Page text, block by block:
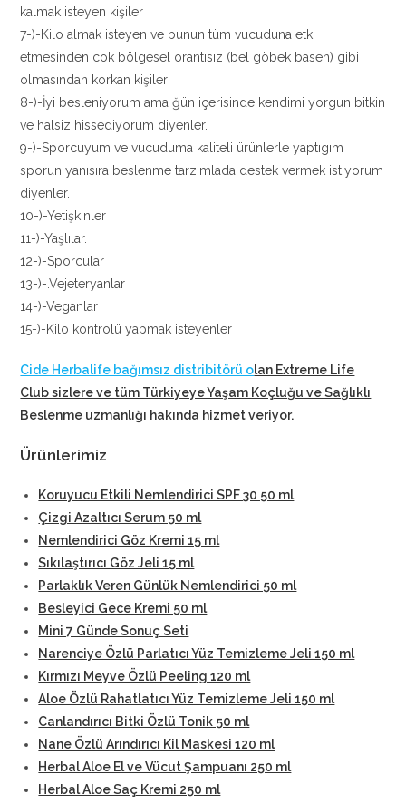
kalmak isteyen kişiler
7-)-Kilo almak isteyen ve bunun tüm vucuduna etki
etmesinden cok bölgesel orantısız (bel göbek basen) gibi
olmasından korkan kişiler
8-)-İyi besleniyorum ama ğün içerisinde kendimi yorgun bitkin
ve halsiz hissediyorum diyenler.
9-)-Sporcuyum ve vucuduma kaliteli ürünlerle yaptıgım
sporun yanısıra beslenme tarzımlada destek vermek istiyorum
diyenler.
10-)-Yetişkinler
11-)-Yaşlılar.
12-)-Sporcular
13-)-.Vejeteryanlar
14-)-Veganlar
15-)-Kilo kontrolü yapmak isteyenler
Cide Herbalife bağımsız distribitörü olan Extreme Life
Club sizlere ve tüm Türkiyeye Yaşam Koçluğu ve Sağlıklı
Beslenme uzmanlığı hakında hizmet veriyor.
Ürünlerimiz
Koruyucu Etkili Nemlendirici SPF 30 50 ml
Çizgi Azaltıcı Serum 50 ml
Nemlendirici Göz Kremi 15 ml
Sıkılaştırıcı Göz Jeli 15 ml
Parlaklık Veren Günlük Nemlendirici 50 ml
Besleyici Gece Kremi 50 ml
Mini 7 Günde Sonuç Seti
Narenciye Özlü Parlatıcı Yüz Temizleme Jeli 150 ml
Kırmızı Meyve Özlü Peeling 120 ml
Aloe Özlü Rahatlatıcı Yüz Temizleme Jeli 150 ml
Canlandırıcı Bitki Özlü Tonik 50 ml
Nane Özlü Arındırıcı Kil Maskesi 120 ml
Herbal Aloe El ve Vücut Şampuanı 250 ml
Herbal Aloe Saç Kremi 250 ml